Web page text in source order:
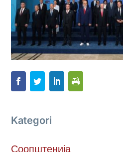
Kategori
Соопштенија